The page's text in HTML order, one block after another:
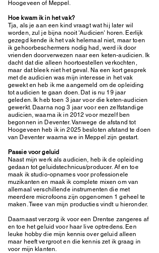
Hoogeveen of Meppel.
​Hoe kwam ik in het vak?
Tja, als je aan een kind vraagt wat hij later wil
worden, zul je bijna nooit 'Audicien' horen. Eerlijk
gezegd kende ik het vak helemaal niet, maar toen
ik gehoorbeschermers nodig had, werd ik door
vrienden doorverwezen naar een keten-audicien. Ik
dacht dat die alleen hoortoestellen verkochten,
maar dat bleek niet het geval. Na een kort gesprek
met de audicien was mijn interesse in het vak
gewekt en heb ik me aangemeld om de opleiding
tot audicien te gaan doen. Dat is nu 19 jaar
geleden. Ik heb toen 3 jaar voor die keten-audicien
gewerkt. Daarna nog 3 jaar voor een zelfstandige
audicien, waarna ik in 2012 voor mezelf ben
begonnen in Deventer. Vanwege de afstand tot
Hoogeveen heb ik in 2025 besloten afstand te doen
van Deventer waarna we in Meppel zijn gestart.
Passie voor geluid
Naast mijn werk als audicien, heb ik de opleiding
gedaan tot geluidstechnicus/producer. Af en toe
maak ik studio-opnames voor professionele
muzikanten en maak ik complete mixen om van
allemaal verschillende instrumenten die met
meerdere microfoons zijn opgenomen 1 geheel te
maken. Twee van mijn producties vindt u hieronder.
Daarnaast verzorg ik voor een Drentse zangeres af
en toe het geluid voor haar live optredens. Een
leuke hobby die mijn kennis over geluid alleen
maar heeft vergroot en die kennis zet ik graag in
voor mijn klanten.